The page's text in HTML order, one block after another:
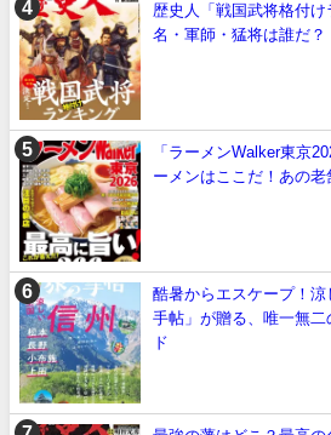
歴史人「戦国武将格付
名・軍師・猛将は誰だ？
「ラーメンWalker東京
ーメンはここだ！あの老
酷暑からエスケープ！
手帖」が贈る、唯一無
ド